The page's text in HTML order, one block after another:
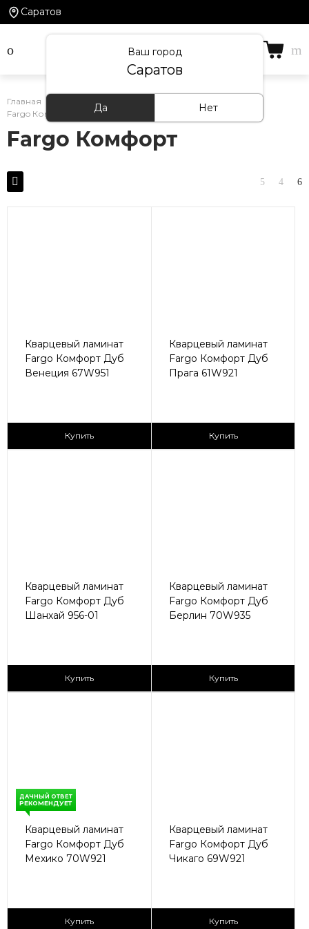
Саратов
Ваш город
Саратов
Да Нет
Главная Каталог товаров Кварцевый ламинат
Fargo Комфорт
Fargo Комфорт
Кварцевый ламинат
Fargo Комфорт Дуб
Венеция 67W951
2
Купить
Кварцевый ламинат
Fargo Комфорт Дуб
Прага 61W921
2
Купить
Кварцевый ламинат
Fargo Комфорт Дуб
Шанхай 956-01
2
Купить
Кварцевый ламинат
Fargo Комфорт Дуб
Берлин 70W935
2
Купить
ДАЧНЫЙ ОТВЕТ
РЕКОМЕНДУЕТ
Кварцевый ламинат
Fargo Комфорт Дуб
Мехико 70W921
2
Купить
Кварцевый ламинат
Fargo Комфорт Дуб
Чикаго 69W921
2
Купить